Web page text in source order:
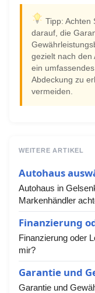
Tipp: Achten
darauf, die
gezielt nach den
ein
Abdeckung zu
vermeiden.
WEITERE ARTIKEL
Autohaus
Autohaus in
Markenhändler
Finanzierung
Finanzierung oder
mir?
Garantie und
Garantie und